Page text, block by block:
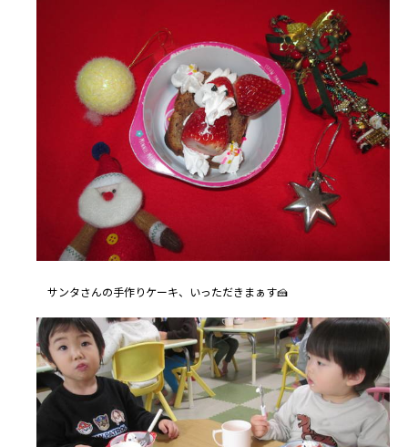
サンタさんの手作りケーキ、いっただきまぁす🍰